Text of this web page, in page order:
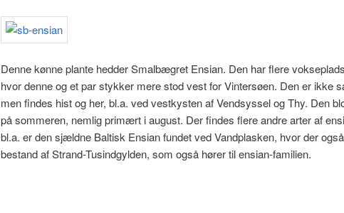
Denne kønne plante hedder Smalbægret Ensian. Den har flere
hvor denne og et par stykker mere stod vest for Vintersøen. Den er ikke
men findes hist og her, bl.a. ved vestkysten af Vendsyssel og Thy. Den
på sommeren, nemlig primært i august. Der findes flere andre arter af
bl.a. er den sjældne Baltisk Ensian fundet ved Vandplasken, hvor der
bestand af Strand-Tusindgylden, som også hører til ensian-familien.